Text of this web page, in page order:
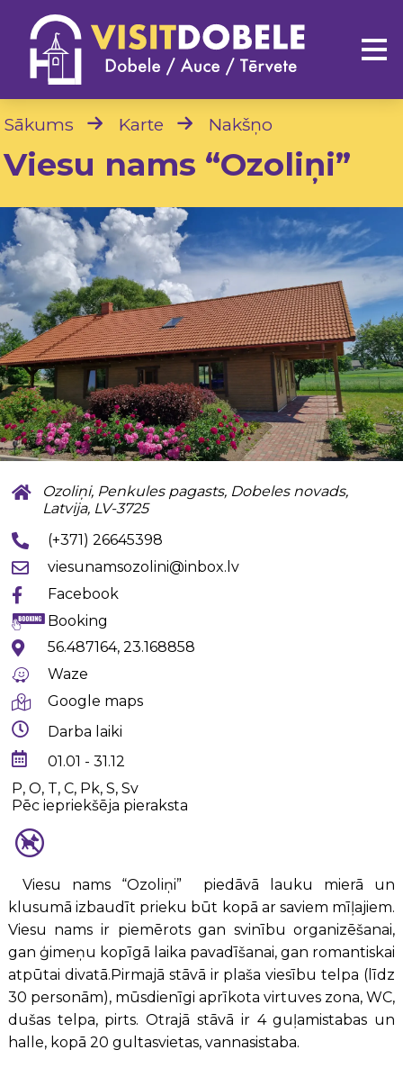
Sākums Karte Nakšņo
Viesu nams “Ozoliņi”
Ozoliņi, Penkules pagasts, Dobeles novads,
Latvija, LV-3725
(+371) 26645398
viesunamsozolini@inbox.lv
Facebook
Booking
56.487164, 23.168858
Waze
Google maps
Darba laiki
01.01 - 31.12
P, O, T, C, Pk, S, Sv
Pēc iepriekšēja pieraksta
Viesu nams “Ozoliņi” piedāvā lauku mierā un
klusumā izbaudīt prieku būt kopā ar saviem mīļajiem.
Viesu nams ir piemērots gan svinību organizēšanai,
gan ģimeņu kopīgā laika pavadīšanai, gan romantiskai
atpūtai divatā.Pirmajā stāvā ir plaša viesību telpa (līdz
30 personām), mūsdienīgi aprīkota virtuves zona, WC,
dušas telpa, pirts. Otrajā stāvā ir 4 guļamistabas un
halle, kopā 20 gultasvietas, vannasistaba.